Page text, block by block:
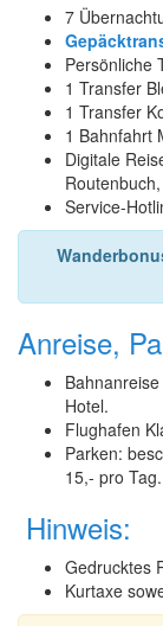
7
Persönliche
1 Transfer
1 Transfer
1 Bahnfahrt
Digitale
Service-
Anreise,
Hotel.
Flughafen
Parken:
15,- pro
Hinweis:
Gedrucktes
Kurtaxe